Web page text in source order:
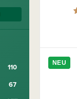
NEU